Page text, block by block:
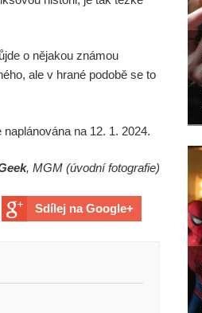
o nějakou známou
ale v hrané podobě se to
na 12. 1. 2024.
, MGM (úvodní fotografie)
Sdílej na Google+